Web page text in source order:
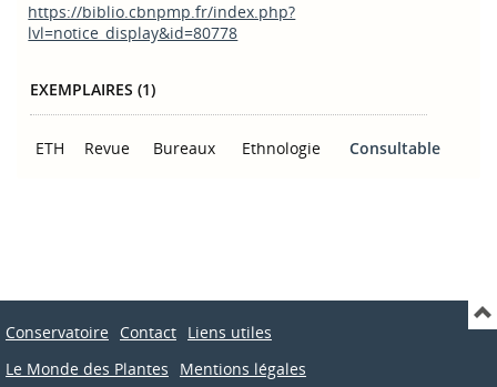
https://biblio.cbnpmp.fr/index.php?
lvl=notice_display&id=80778
EXEMPLAIRES (1)
ETH Revue Bureaux Ethnologie Consultable
Conservatoire Contact Liens utiles
Le Monde des Plantes
Mentions légales